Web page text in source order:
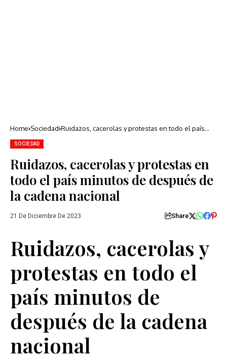
Home Sociedad Ruidazos, cacerolas y protestas en todo el país
SOCIEDAD
Ruidazos, cacerolas y protestas en
todo el país minutos de después de
la cadena nacional
21 De Diciembre De 2023 Share
Ruidazos, cacerolas y
protestas en todo el
país minutos de
después de la cadena
nacional